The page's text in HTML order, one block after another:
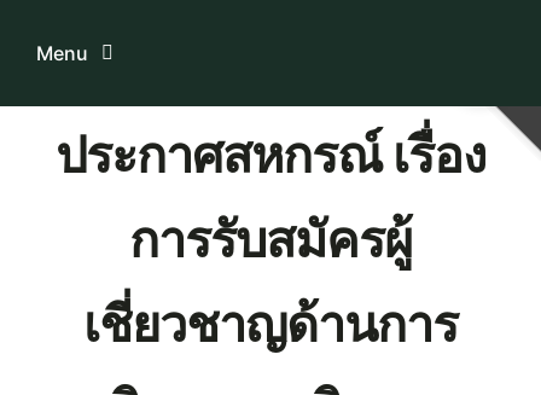
Menu
Home
ระบบบริการสมาชิก
เกี่ยวกับเรา
ความรู้เกี่ยวกับสหกรณ์
ประกาศสหกรณ์ เรื่อง
การรับสมัครผู้
เชี่ยวชาญด้านการ